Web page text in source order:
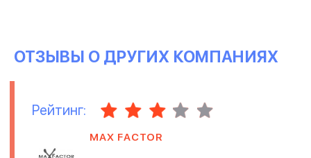
ОТЗЫВЫ О ДРУГИХ КОМПАНИЯХ
Рейтинг:
MAX FACTOR